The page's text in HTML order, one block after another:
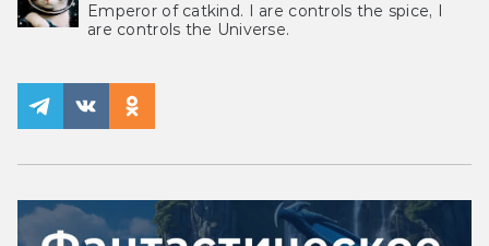
Emperor of catkind. I are controls the spice, I
are controls the Universe.